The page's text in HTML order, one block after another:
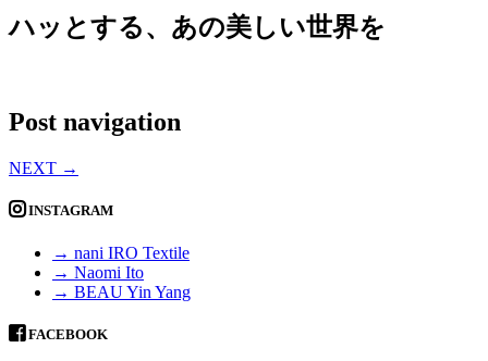
ハッとする、あの美しい世界を
Post navigation
NEXT →
INSTAGRAM
→ nani IRO Textile
→ Naomi Ito
→ BEAU Yin Yang
FACEBOOK